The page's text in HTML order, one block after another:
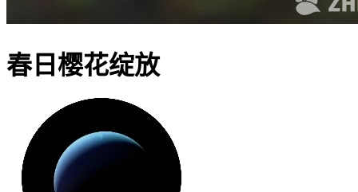
春日樱花绽放